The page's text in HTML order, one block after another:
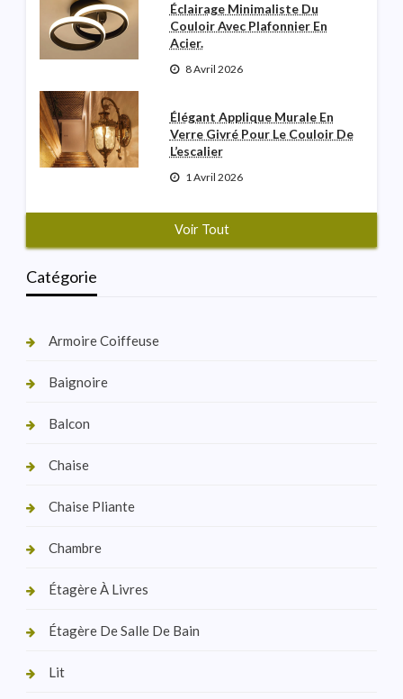
Éclairage Minimaliste Du
Couloir Avec Plafonnier En
Acier.
8 Avril 2026
Élégant Applique Murale En
Verre Givré Pour Le Couloir De
L’escalier
1 Avril 2026
Voir Tout
Catégorie
Armoire Coiffeuse
Baignoire
Balcon
Chaise
Chaise Pliante
Chambre
Étagère À Livres
Étagère De Salle De Bain
Lit